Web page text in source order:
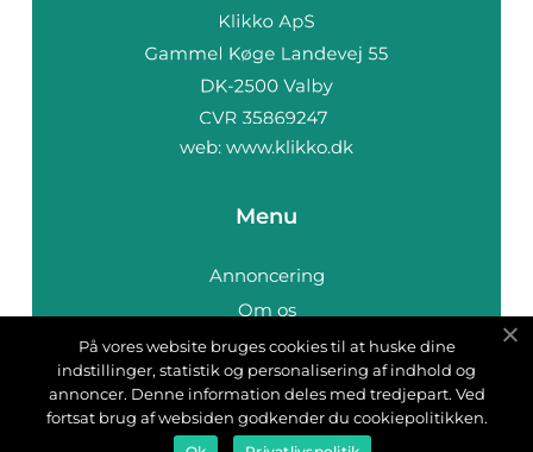
web: www.klikko.dk
Menu
Annoncering
Om os
Cookies
Kontakt os
Sitemap
På vores website bruges cookies til at huske dine
indstillinger, statistik og personalisering af indhold og
annoncer. Denne information deles med tredjepart. Ved
fortsat brug af websiden godkender du cookiepolitikken.